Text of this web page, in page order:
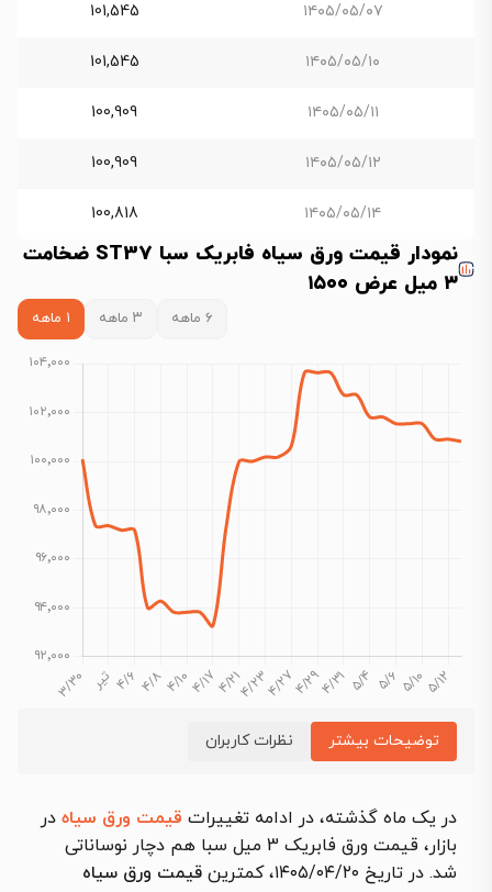
۱۴۰۵/۰۵/۰۷ 101,545
۱۴۰۵/۰۵/۱۰ 101,545
۱۴۰۵/۰۵/۱۱ 100,909
۱۴۰۵/۰۵/۱۲ 100,909
۱۴۰۵/۰۵/۱۴ 100,818
نمودار قیمت ورق سیاه فابریک سبا ST37 ضخامت
۳ میل عرض ۱۵۰۰
۶ ماهه ۳ ماهه ۱ ماهه
توضیحات بیشتر نظرات کاربران
در یک ماه گذشته، در ادامه تغییرات قیمت ورق سیاه در
بازار، قیمت ورق فابریک 3 میل سبا هم دچار نوساناتی
شد. در تاریخ ۱۴۰۵/۰۴/۲۰، کمترین
قیمت ورق سیاه